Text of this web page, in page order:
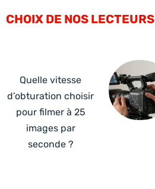
CHOIX DE NOS LECTEURS
Quelle vitesse
d’obturation choisir
pour filmer à 25
images par
seconde ?